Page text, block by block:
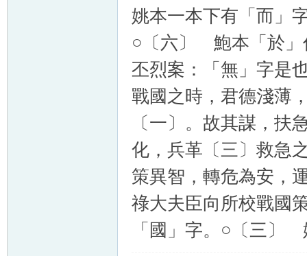
姚本一本下有「而」
○〔六〕 鮑本「於」
丕烈案：「無」字
戰國之時，君德淺薄
〔一〕。故其謀，扶
化，兵革〔三〕救急
策異智，轉危為安，
祿大夫臣向所校戰
「國」字。○〔三〕